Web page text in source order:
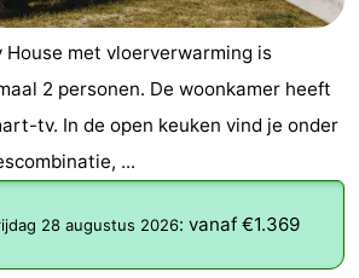
met vloerverwarming is
2 personen. De woonkamer heeft
tv. In de open keuken vind je onder
...
28 augustus 2026: vanaf €1.369